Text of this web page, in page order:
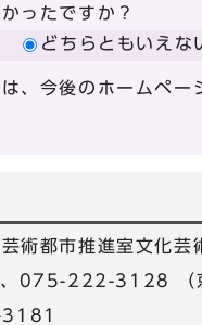
ったですか？
どちらともいえな
、今後のホームペー
術都市推進室文化芸
222-3128 （京